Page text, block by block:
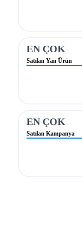
EN ÇOK
Satılan Yan Ürün
EN ÇOK
Satılan Kampanya